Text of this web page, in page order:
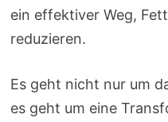
ein effektiver Weg,
reduzieren.
Es geht nicht nur um
es geht um eine